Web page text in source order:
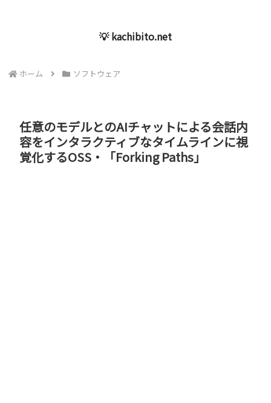
💡 kachibito.net
ホーム ソフトウェア
任意のモデルとのAIチャットによる会話内
容をインタラクティブなタイムラインに視
覚化するOSS・「Forking Paths」